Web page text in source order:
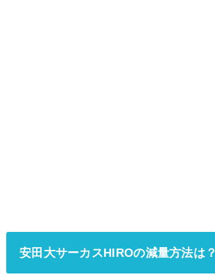
安田大サーカスHIROの減量方法は？